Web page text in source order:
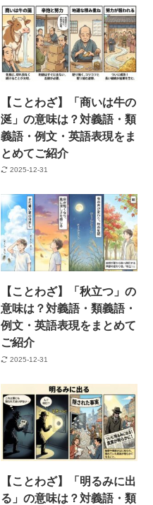
【ことわざ】「商いは牛の
涎」の意味は？対義語・類
義語・例文・英語表現をま
とめてご紹介
2025-12-31
【ことわざ】「秋立つ」の
意味は？対義語・類義語・
例文・英語表現をまとめて
ご紹介
2025-12-31
【ことわざ】「明るみに出
る」の意味は？対義語・類